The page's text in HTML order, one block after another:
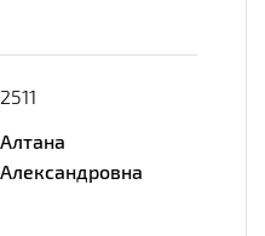
2511
Алтана
Александровна